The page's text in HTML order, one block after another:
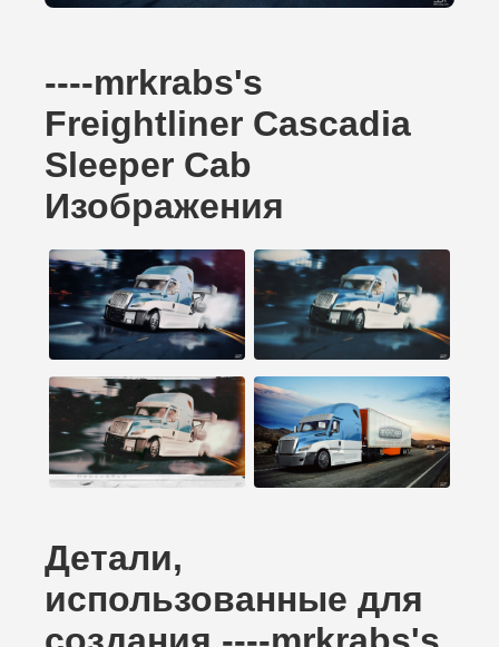
----mrkrabs's
Freightliner Cascadia
Sleeper Cab
Изображения
Детали,
использованные для